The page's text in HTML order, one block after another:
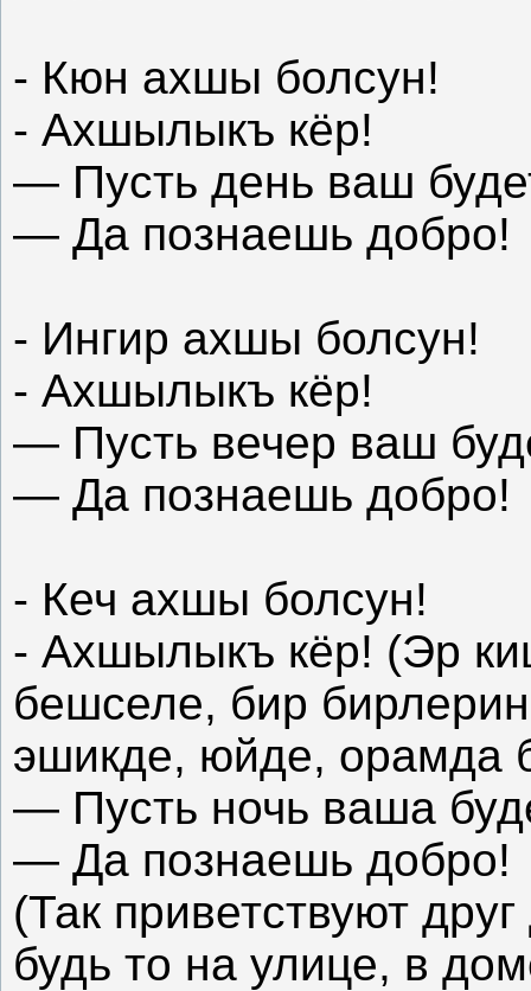
- Кюн ахшы болсун!
- Ахшылыкъ кёр!
— Пусть день ваш
— Да познаешь добро!
- Ингир ахшы болсун!
- Ахшылыкъ кёр!
— Пусть вечер ваш
— Да познаешь добро!
- Кеч ахшы болсун!
- Ахшылыкъ кёр! (Эр
бешселе, бир
эшикде, юйде, орамда
— Пусть ночь ваша
— Да познаешь добро!
(Так приветствуют
будь то на улице, в